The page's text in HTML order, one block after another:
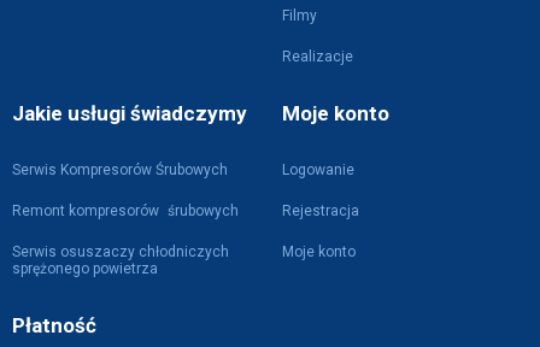
Filmy
Realizacje
Jakie usługi świadczymy
Serwis Kompresorów Śrubowych
Remont kompresorów śrubowych
Serwis osuszaczy chłodniczych
sprężonego powietrza
Moje konto
Logowanie
Rejestracja
Moje konto
Płatność